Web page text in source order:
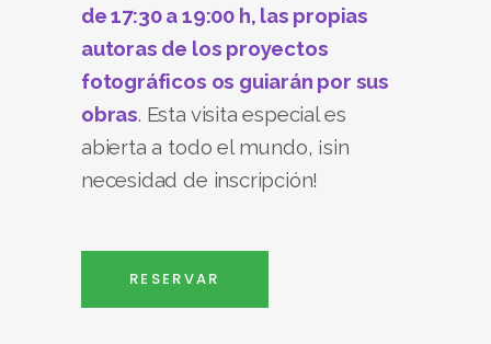
de 17:30 a 19:00 h, las propias
autoras de los proyectos
fotográficos os guiarán por sus
obras. Esta visita especial es
abierta a todo el mundo, ¡sin
necesidad de inscripción!
RESERVAR